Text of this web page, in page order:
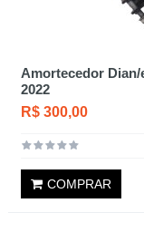
Amortecedor Dian/
2022
R$ 300,00
COMPRAR